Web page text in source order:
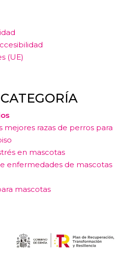
(UE)
mejores razas de perros para
en mascotas
enfermedades de mascotas
mascotas